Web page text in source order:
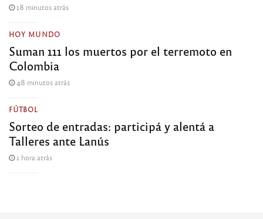
18 minutos atrás
HOY MUNDO
Suman 111 los muertos por el terremoto en
Colombia
48 minutos atrás
FÚTBOL
Sorteo de entradas: participá y alentá a
Talleres ante Lanús
1 hora atrás